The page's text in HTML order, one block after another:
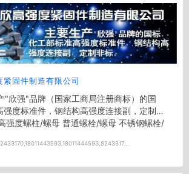
紧固件制造有限公司
度标准件，钢结构高强度连接副，定制非
强度螺柱/螺母 普通螺栓/螺母 不锈钢螺栓/